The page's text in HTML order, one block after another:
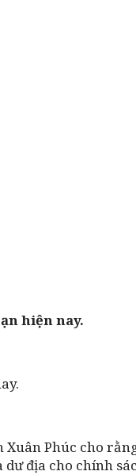
hiện nay.
Phúc cho
địa cho chính